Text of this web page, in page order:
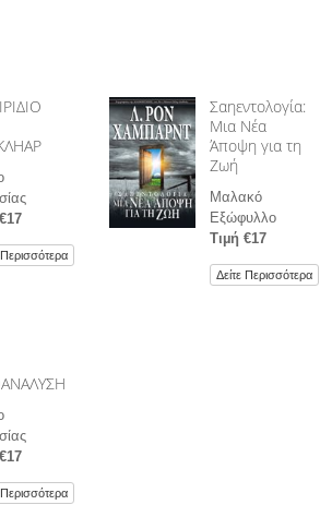
Περισσότερα
Σαηεντολογία:
Μια Νέα
Άποψη για τη
Ζωή
Μαλακό
Εξώφυλλο
Τιµή €17
Δείτε Περισσότερα
Περισσότερα